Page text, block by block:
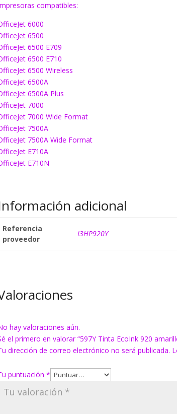
compatibles:
6000
6500
6500 E709
6500 E710
6500 Wireless
6500A
6500A Plus
7000
7000 Wide Format
7500A
7500A Wide Format
E710A
E710N
adicional
Referencia
proveedor
I3HP920Y
hay valoraciones aún.
el primero en valorar “597Y Tinta EcoInk 920
dirección de correo electrónico no será publicada.
puntuación*